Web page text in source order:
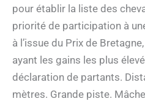
pour établir la liste des
priorité de participation à
à l’issue du Prix de
ayant les gains les plus
déclaration de partants.
mètres. Grande piste.